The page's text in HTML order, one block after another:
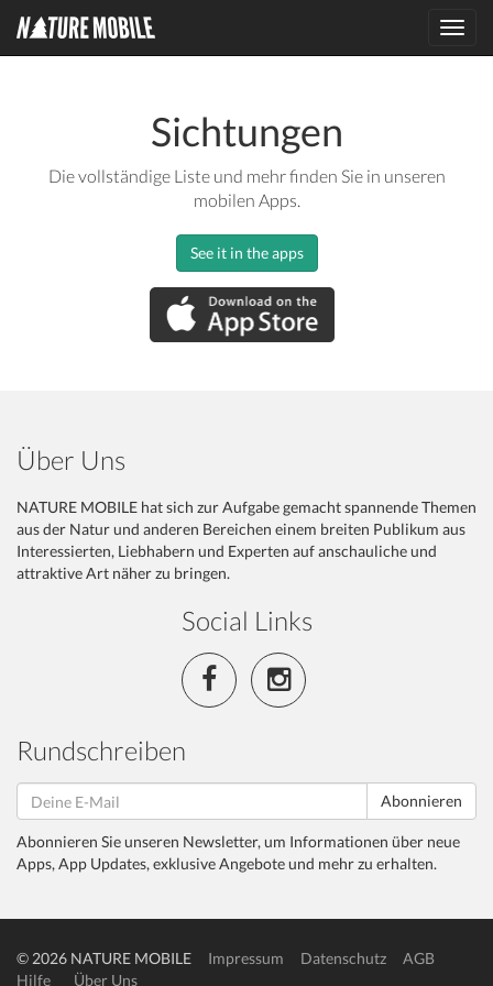
Sichtungen
Die vollständige Liste und mehr finden Sie in unseren
mobilen Apps.
See it in the apps
Über Uns
NATURE MOBILE hat sich zur Aufgabe gemacht spannende Themen
aus der Natur und anderen Bereichen einem breiten Publikum aus
Interessierten, Liebhabern und Experten auf anschauliche und
attraktive Art näher zu bringen.
Social Links
Rundschreiben
Abonnieren
Abonnieren Sie unseren Newsletter, um Informationen über neue
Apps, App Updates, exklusive Angebote und mehr zu erhalten.
© 2026 NATURE MOBILE Impressum Datenschutz
AGB
Hilfe
Über Uns